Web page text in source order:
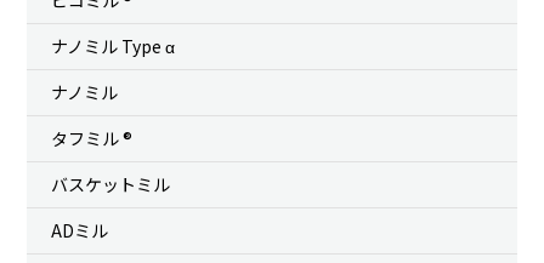
ナノミル Typeα
ナノミル
タフミル ®
バスケットミル
ADミル